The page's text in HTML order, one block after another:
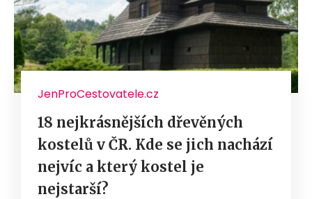
JenProCestovatele.cz
18 nejkrásnějších dřevěných
kostelů v ČR. Kde se jich nachází
nejvíc a který kostel je
nejstarší?